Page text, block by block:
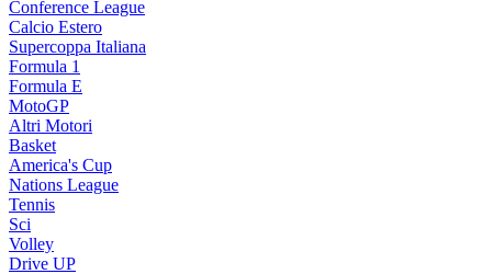
Conference League
Calcio Estero
Supercoppa Italiana
Formula 1
Formula E
MotoGP
Altri Motori
Basket
America's Cup
Nations League
Tennis
Sci
Volley
Drive UP